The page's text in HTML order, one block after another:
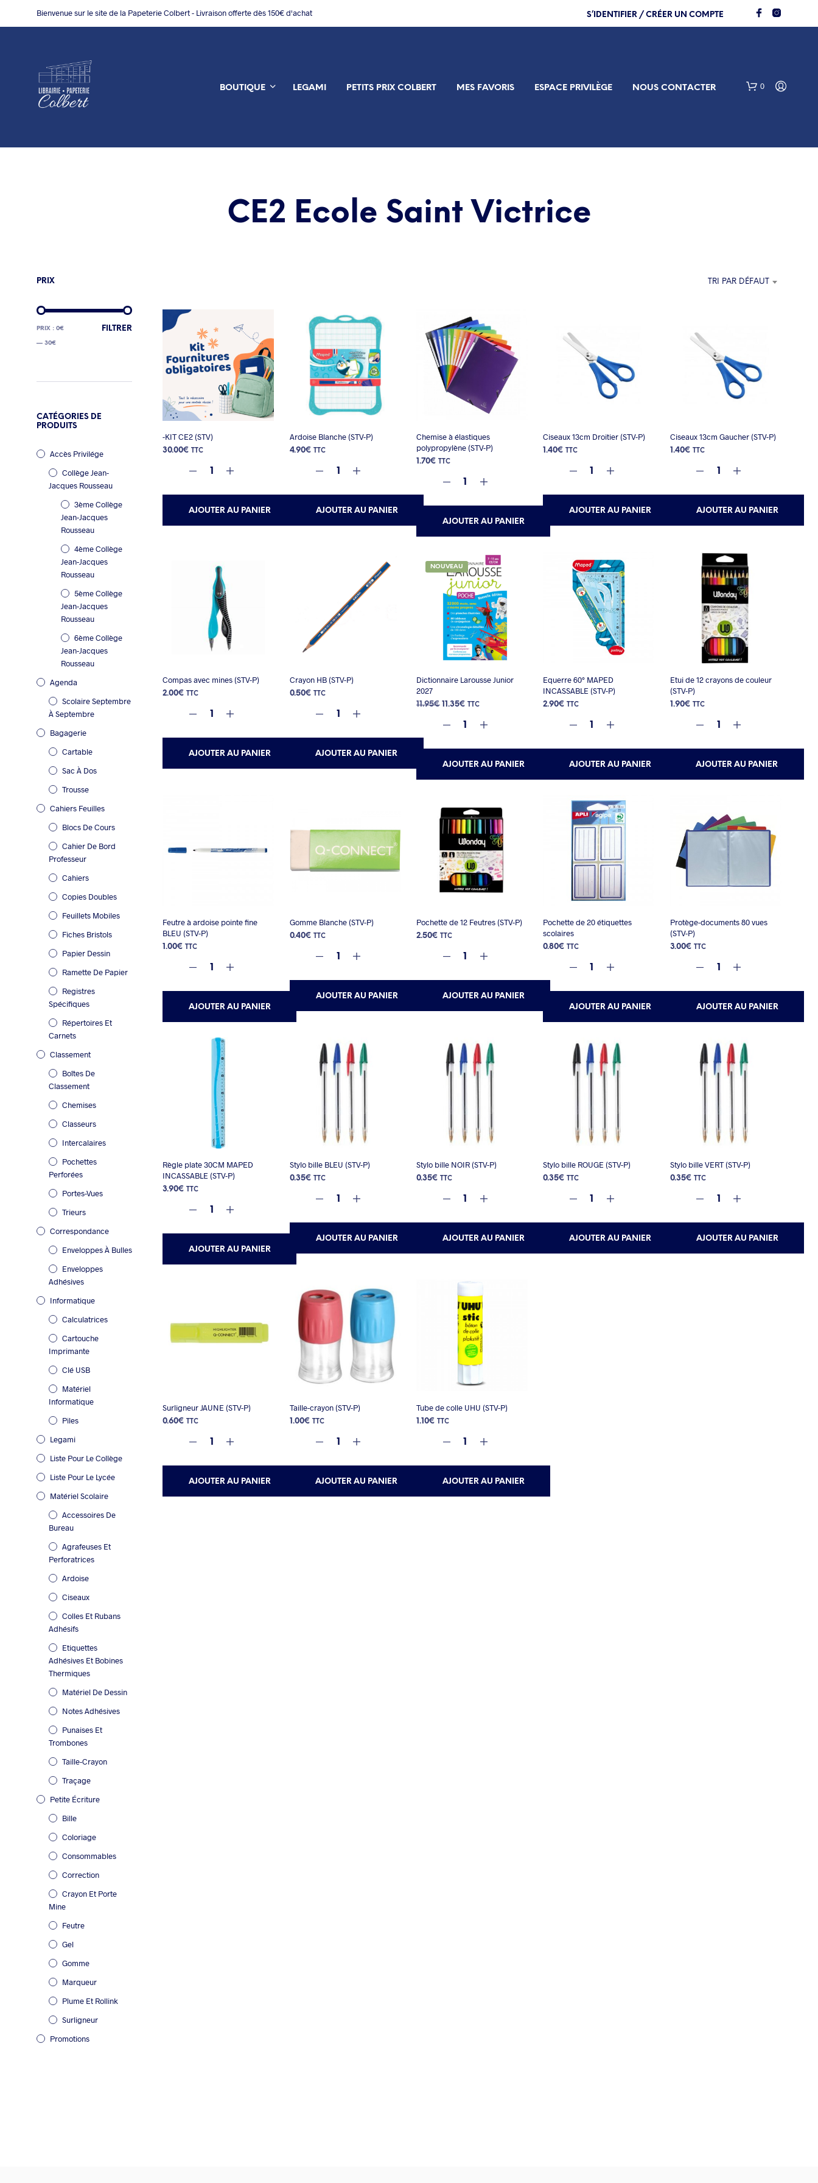
Bienvenue sur le site de la Papeterie Colbert - Livraison offerte dès 150€ d'achat S’IDENTIFIER / CRÉER UN COMPTE
BOUTIQUE LEGAMI PETITS PRIX COLBERT MES FAVORIS ESPACE PRIVILÈGE NOUS CONTACTER 0
CE2 Ecole Saint Victrice
PRIX
PRIX
MIN
PRIX
MAX
FILTRER
PRIX : 0€
— 30€
CATÉGORIES DE
PRODUITS
Accès Privilége
Collège Jean-
Jacques Rousseau
3ème Collège
Jean-Jacques
Rousseau
4ème Collège
Jean-Jacques
Rousseau
5ème Collège
Jean-Jacques
Rousseau
6ème Collège
Jean-Jacques
Rousseau
Agenda
Scolaire Septembre
À Septembre
Bagagerie
Cartable
Sac À Dos
Trousse
Cahiers Feuilles
Blocs De Cours
Cahier De Bord
Professeur
Cahiers
Copies Doubles
Feuillets Mobiles
Fiches Bristols
Papier Dessin
Ramette De Papier
Registres
Spécifiques
Répertoires Et
Carnets
Classement
Boîtes De
Classement
Chemises
Classeurs
Intercalaires
Pochettes
Perforées
Portes-Vues
Trieurs
Correspondance
Enveloppes À Bulles
Enveloppes
Adhésives
Informatique
Calculatrices
Cartouche
Imprimante
Clé USB
Matériel
Informatique
Piles
Legami
Liste Pour Le Collège
Liste Pour Le Lycée
Matériel Scolaire
Accessoires De
Bureau
Agrafeuses Et
Perforatrices
Ardoise
Ciseaux
Colles Et Rubans
Adhésifs
Etiquettes
Adhésives Et Bobines
Thermiques
Matériel De Dessin
Notes Adhésives
Punaises Et
Trombones
Taille-Crayon
Traçage
Petite Écriture
Bille
Coloriage
Consommables
Correction
Crayon Et Porte
Mine
Feutre
Gel
Gomme
Marqueur
Plume Et Rollink
Surligneur
Promotions
TRI PAR DÉFAUT
-KIT CE2 (STV)
30.00€ TTC
AJOUTER AU PANIER
Ardoise Blanche (STV-P)
4.90€ TTC
AJOUTER AU PANIER
Chemise à élastiques
polypropylène (STV-P)
1.70€ TTC
AJOUTER AU PANIER
Ciseaux 13cm Droitier (STV-P)
1.40€ TTC
AJOUTER AU PANIER
Ciseaux 13cm Gaucher (STV-P)
1.40€ TTC
AJOUTER AU PANIER
Compas avec mines (STV-P)
2.00€ TTC
AJOUTER AU PANIER
Crayon HB (STV-P)
0.50€ TTC
AJOUTER AU PANIER
NOUVEAU
Dictionnaire Larousse Junior
2027
11.95€ Le
initial
11.95€.
11.35€ Le
actuel
11.35€.
TTC
AJOUTER AU PANIER
Equerre 60° MAPED
INCASSABLE (STV-P)
2.90€ TTC
AJOUTER AU PANIER
Etui de 12 crayons de couleur
(STV-P)
1.90€ TTC
AJOUTER AU PANIER
Feutre à ardoise pointe fine
BLEU (STV-P)
1.00€ TTC
AJOUTER AU PANIER
Gomme Blanche (STV-P)
0.40€ TTC
AJOUTER AU PANIER
Pochette de 12 Feutres (STV-P)
2.50€ TTC
AJOUTER AU PANIER
Pochette de 20 étiquettes
scolaires
0.80€ TTC
AJOUTER AU PANIER
Protège-documents 80 vues
(STV-P)
3.00€ TTC
AJOUTER AU PANIER
Règle plate 30CM MAPED
INCASSABLE (STV-P)
3.90€ TTC
AJOUTER AU PANIER
Stylo bille BLEU (STV-P)
0.35€ TTC
AJOUTER AU PANIER
Stylo bille NOIR (STV-P)
0.35€ TTC
AJOUTER AU PANIER
Stylo bille ROUGE (STV-P)
0.35€ TTC
AJOUTER AU PANIER
Stylo bille VERT (STV-P)
0.35€ TTC
AJOUTER AU PANIER
Surligneur JAUNE (STV-P)
0.60€ TTC
AJOUTER AU PANIER
Taille-crayon (STV-P)
1.00€ TTC
AJOUTER AU PANIER
Tube de colle UHU (STV-P)
1.10€ TTC
AJOUTER AU PANIER